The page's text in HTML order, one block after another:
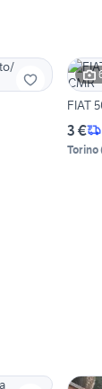
FIAT
3 €
Torino